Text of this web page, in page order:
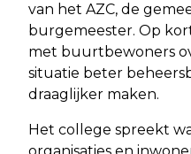
van het AZC, de
burgemeester. Op
met buurtbewoners
situatie beter
draaglijker maken.
Het college spreekt